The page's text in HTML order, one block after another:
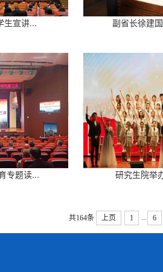
生宣讲... 副省长徐建
专题读... 研究生院举
共164条 上页 1 6